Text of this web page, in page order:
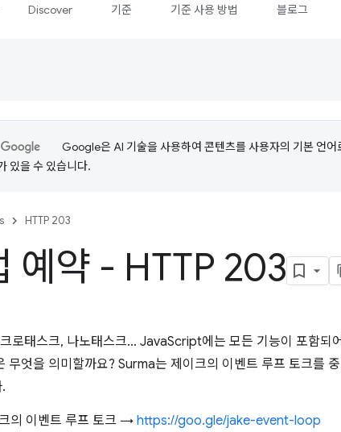
Discover 기준 기준 사용 방법 블로그
Google은 AI 기술을 사용하여 콘텐츠를 사용자의 기본 언어
있을 수 있습니다.
HTTP 203
예약 - HTTP 203
로태스크, 나노태스크... JavaScript에는 모든 기능이 포함되
무엇을 의미할까요? Surma는 제이크의 이벤트 루프 토크를
의 이벤트 루프 토크 →https://goo.gle/jake-event-loop